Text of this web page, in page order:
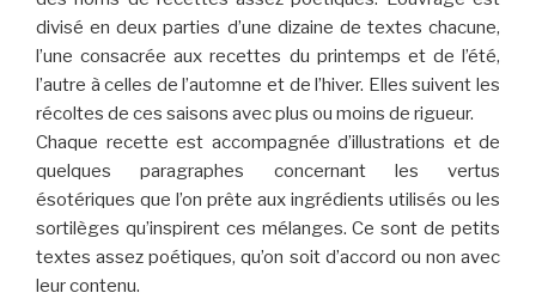
divisé en deux parties d’une dizaine de textes chacune,
l’une consacrée aux recettes du printemps et de l’été,
l’autre à celles de l’automne et de l’hiver. Elles suivent les
récoltes de ces saisons avec plus ou moins de rigueur.
Chaque recette est accompagnée d’illustrations et de
quelques paragraphes concernant les vertus
ésotériques que l’on prête aux ingrédients utilisés ou les
sortilèges qu’inspirent ces mélanges. Ce sont de petits
textes assez poétiques, qu’on soit d’accord ou non avec
leur contenu.